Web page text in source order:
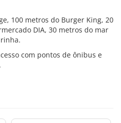
100 metros do Burger King, 20
DIA, 30 metros do mar
com pontos de ônibus e